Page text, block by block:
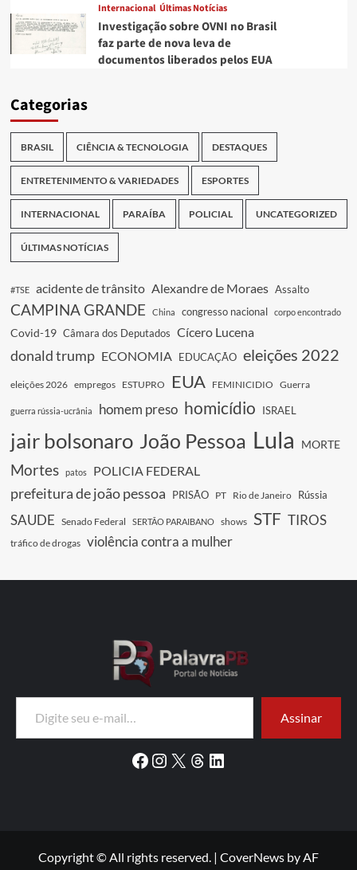
Internacional Últimas Notícias
Investigação sobre OVNI no Brasil
faz parte de nova leva de
documentos liberados pelos EUA
Categorias
BRASIL CIÊNCIA & TECNOLOGIA DESTAQUES
ENTRETENIMENTO & VARIEDADES ESPORTES
INTERNACIONAL PARAÍBA POLICIAL UNCATEGORIZED
ÚLTIMAS NOTÍCIAS
#TSE acidente de trânsito Alexandre de Moraes Assalto
CAMPINA GRANDE China congresso nacional corpo encontrado
Covid-19 Câmara dos Deputados Cícero Lucena
donald trump ECONOMIA EDUCAÇÃO eleições 2022
eleições 2026 empregos ESTUPRO EUA FEMINICIDIO Guerra
guerra rússia-ucrânia homem preso homicídio ISRAEL
jair bolsonaro João Pessoa Lula MORTE
Mortes patos POLICIA FEDERAL
prefeitura de joão pessoa PRISÃO PT Rio de Janeiro Rússia
SAUDE Senado Federal SERTÃO PARAIBANO shows STF TIROS
tráfico de drogas violência contra a mulher
Digite seu e-mail…
Assinar
Facebook
Instagram
X Threads
LinkedIn
Copyright © All rights reserved. | CoverNews by AF